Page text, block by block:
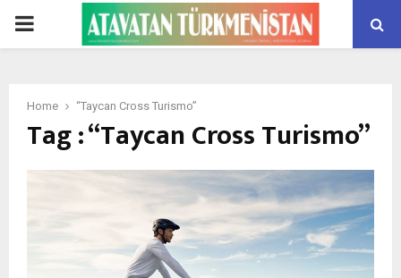
PRIMARY
Home “Taycan Cross Turismo”
Tag : “Taycan Cross Turismo”